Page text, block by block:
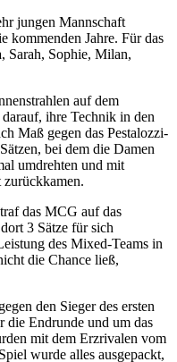
jungen Mannschaft
kommenden Jahre. Für das
Sarah, Sophie, Milan,
auf dem
ihre Technik in den
Maß gegen das Pestalozzi-
bei dem die Damen
umdrehten und mit
das MCG auf das
3 Sätze für sich
des Mixed-Teams in
die Chance ließ,
den Sieger des ersten
die Endrunde und um das
mit dem Erzrivalen vom
wurde alles ausgepackt,